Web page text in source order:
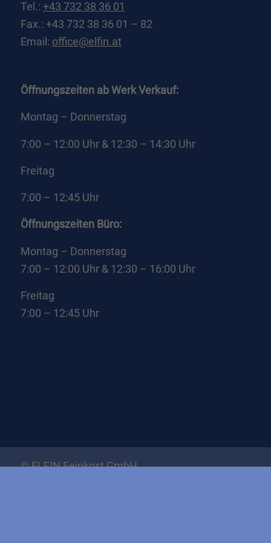
Tel.: +43 732 38 36 01
Fax.: +43 732 38 36 01 – 82
Email: office@elfin.at
Öffnungszeiten ab Werk Verkauf:
Montag – Donnerstag
7:00 – 12:00 Uhr & 12:30 – 14:30 Uhr
Freitag
7:00 – 12:45 Uhr
Öffnungszeiten Büro:
Montag – Donnerstag
7:00 – 12:00 Uhr & 12:30 – 16:00 Uhr
Freitag
7:00 – 12:45 Uhr
© ELFIN Feinkost GmbH
mehr.
Cookie-Informationen anzeigen